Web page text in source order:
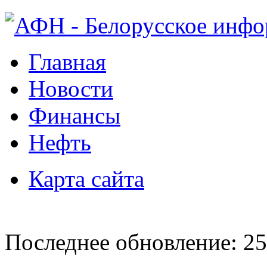
Главная
Новости
Финансы
Нефть
Карта сайта
Последнее обновление: